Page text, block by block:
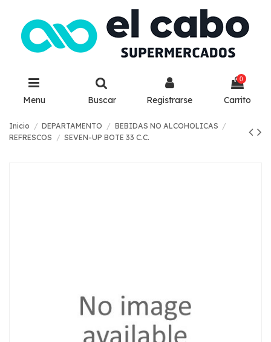
Menu Buscar Registrarse
0
Carrito
Inicio DEPARTAMENTO
BEBIDAS NO ALCOHOLICAS
REFRESCOS
SEVEN-UP BOTE 33 C.C.